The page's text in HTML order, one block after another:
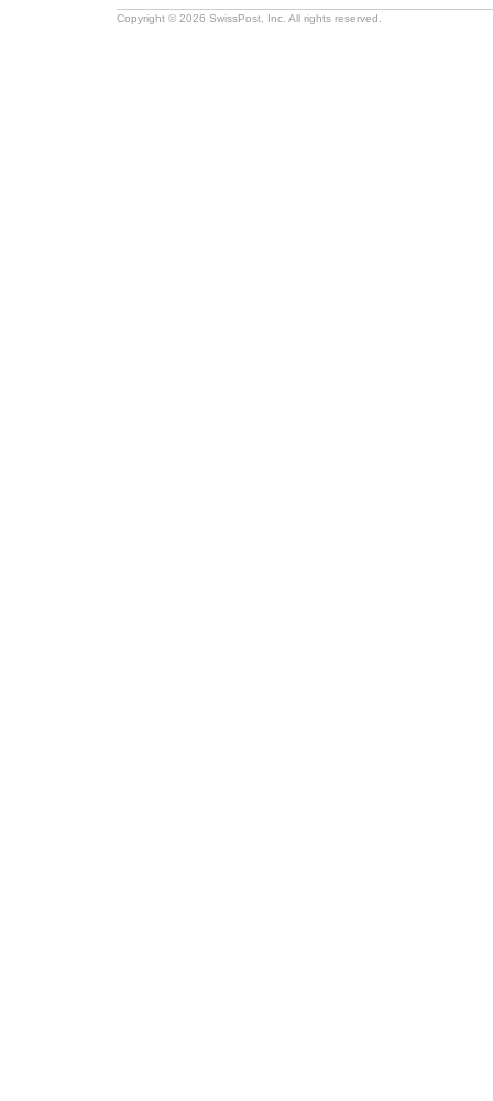
Copyright © 2026 SwissPost, Inc. All rights reserved.